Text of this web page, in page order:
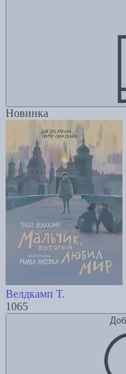
Новинка
Велдкамп Т.
1065